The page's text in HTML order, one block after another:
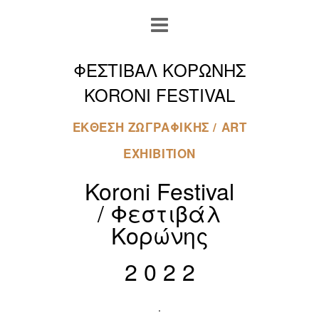
ΦΕΣΤΙΒΑΛ ΚΟΡΩΝΗΣ
KORONI FESTIVAL
ΕΚΘΕΣΗ ΖΩΓΡΑΦΙΚΗΣ / ART
EXHIBITION
Koroni Festival
/ Φεστιβάλ
Κορώνης
2 0 2 2
.